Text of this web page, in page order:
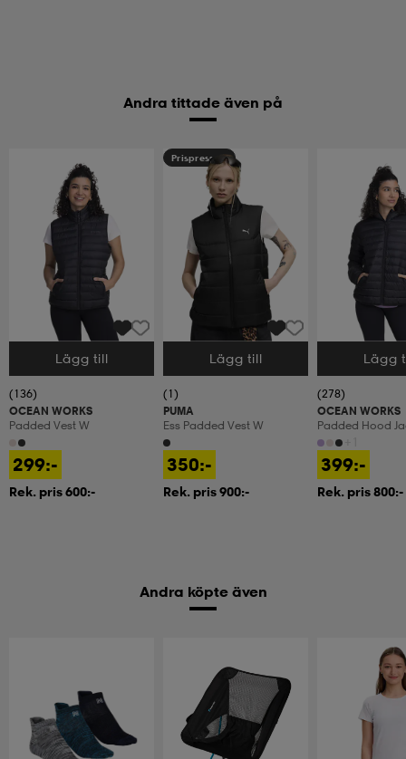
Andra tittade även på
Välj storlek
Lägg till
(136)
OCEAN WORKS
Padded Vest W
299:-
Rek. pris 600:-
Prispressad
Välj storlek
Lägg till
(1)
PUMA
Ess Padded Vest W
350:-
Rek. pris 900:-
Välj storlek
Lägg
(278)
OCEAN WORKS
Padded Hood
399:-
Rek. pris 800:-
Andra köpte även